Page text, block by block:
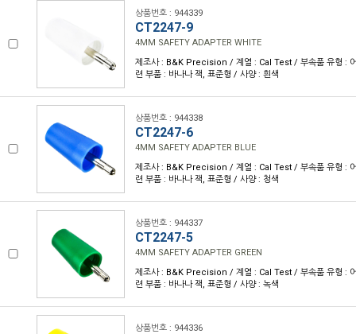
상품번호 : 944339
CT2247-9
4MM SAFETY ADAPTER WHITE
제조사 : B&K Precision / 계열 : Cal Test / 부속품 유형 :
련 부품 : 바나나 잭, 표준형 / 사양 : 흰색
상품번호 : 944338
CT2247-6
4MM SAFETY ADAPTER BLUE
제조사 : B&K Precision / 계열 : Cal Test / 부속품 유형 :
련 부품 : 바나나 잭, 표준형 / 사양 : 청색
상품번호 : 944337
CT2247-5
4MM SAFETY ADAPTER GREEN
제조사 : B&K Precision / 계열 : Cal Test / 부속품 유형 :
련 부품 : 바나나 잭, 표준형 / 사양 : 녹색
상품번호 : 944336